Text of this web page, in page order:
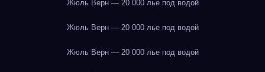
Жюль Верн — 20 000 лье под водой
Жюль Верн — 20 000 лье под водой
Жюль Верн — 20 000 лье под водой